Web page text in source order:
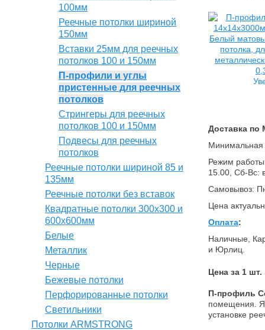
100мм
Реечные потолки шириной
150мм
Вставки 25мм для реечных
потолков 100 и 150мм
П-профили и углы
пристенные для реечных
потолков
Стрингеры для реечных
потолков 100 и 150мм
Подвесы для реечных
потолков
Реечные потолки шириной 85 и
135мм
Реечные потолки без вставок
Квадратные потолки 300х300 и
600х600мм
Белые
Металлик
Черные
Бежевые потолки
Перфорированные потолки
Светильники
Потолки ARMSTRONG
Доставка по
Минимальная
Режим работы
15.00, Сб-Вс:
Самовывоз:
Цена
Оплата:
Наличные,
и Юрлиц.
Цена за 1 шт.
П-профиль
помещения.
установке